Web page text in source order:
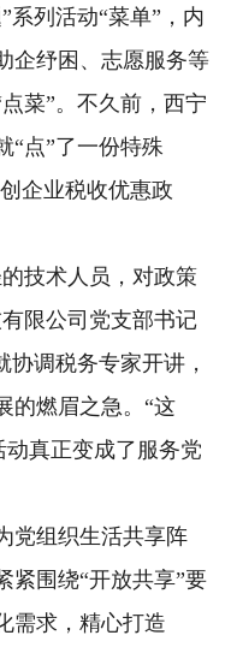
列活动“菜单”，内
企纾困、志愿服务等
菜”。不久前，西宁
“点”了一份特殊
企业税收优惠政
技术人员，对政策
限公司党支部书记
协调税务专家开讲，
的燃眉之急。“这
动真正变成了服务党
组织生活共享阵
紧围绕“开放共享”要
需求，精心打造